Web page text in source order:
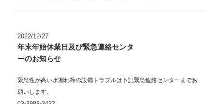
2022/12/27
年末年始休業日及び緊急連絡センタ
ーのお知らせ
緊急性が高い水漏れ等の設備トラブルは下記緊急連絡センターまでお
願いします。